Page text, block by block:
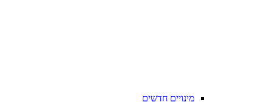
מינויים חדשים